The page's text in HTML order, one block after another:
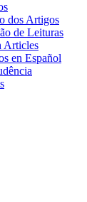
dos Artigos
de Leituras
Articles
en Español